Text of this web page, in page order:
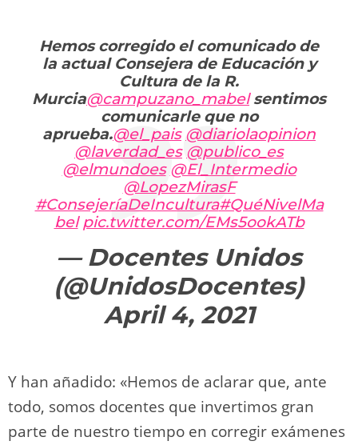
Hemos corregido el comunicado de
la actual Consejera de Educación y
Cultura de la R.
Murcia@campuzano_mabelsentimos
comunicarle que no
aprueba.@el_pais @diariolaopinion
@laverdad_es @publico_es
@elmundoes @El_Intermedio
@LopezMirasF
#ConsejeríaDeIncultura#QuéNivelMa
bel pic.twitter.com/EMs5ookATb
— Docentes Unidos
(@UnidosDocentes)
April 4, 2021
Y han añadido: «Hemos de aclarar que, ante
todo, somos docentes que invertimos gran
parte de nuestro tiempo en corregir exámenes